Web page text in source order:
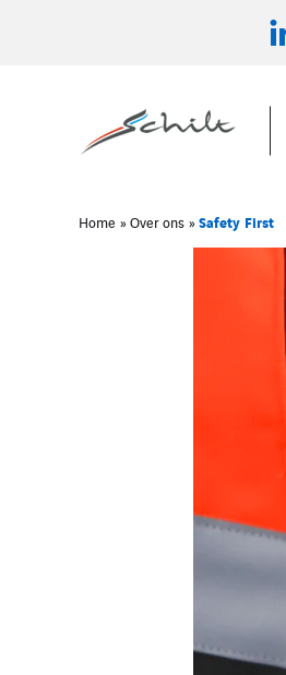
Home »Over ons »Safety First